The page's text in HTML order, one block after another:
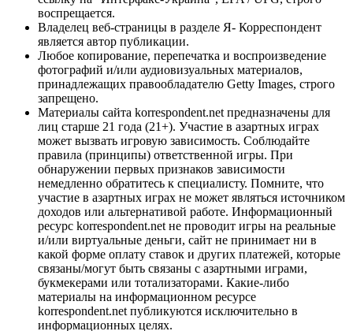
воспрещается.
Владелец веб-страницы в разделе Я- Корреспондент
является автор публикации.
Любое копирование, перепечатка и воспроизведение
фотографий и/или аудиовизуальных материалов,
принадлежащих правообладателю Getty Images, строго
запрещено.
Материалы сайта korrespondent.net предназначены для
лиц старше 21 года (21+). Участие в азартных играх
может вызвать игровую зависимость. Соблюдайте
правила (принципы) ответственной игры. При
обнаружении первых признаков зависимости
немедленно обратитесь к специалисту. Помните, что
участие в азартных играх не может являться источником
доходов или альтернативой работе. Информационный
ресурс korrespondent.net не проводит игры на реальные
и/или виртуальные деньги, сайт не принимает ни в
какой форме оплату ставок и других платежей, которые
связаны/могут быть связаны с азартными играми,
букмекерами или тотализаторами. Какие-либо
материалы на информационном ресурсе
korrespondent.net публикуются исключительно в
информационных целях.